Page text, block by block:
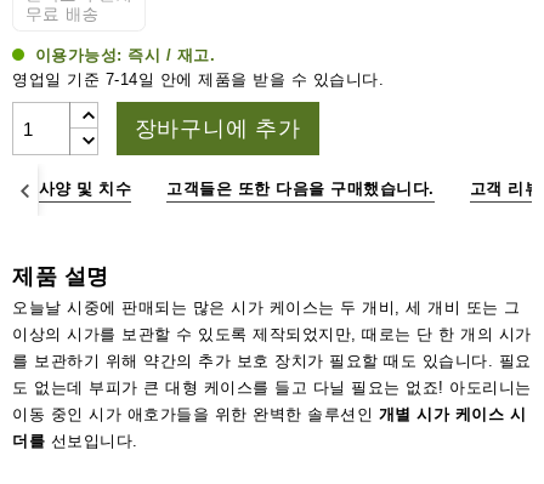
기
타
시
액
리
이용가능성: 즉시 / 재고.
영업일 기준 7-14일 안에 제품을 받을 수 있습니다.
장바구니에 추가
사양 및 치수 고객들은 또한 다음을 구매했습니다. 고객 리뷰
제품 설명
오늘날 시중에 판매되는 많은 시가 케이스는 두 개비, 세 개비 또는 그
이상의 시가를 보관할 수 있도록 제작되었지만, 때로는 단 한 개의 시가
를 보관하기 위해 약간의 추가 보호 장치가 필요할 때도 있습니다. 필요
도 없는데 부피가 큰 대형 케이스를 들고 다닐 필요는 없죠! 아도리니는
이동 중인 시가 애호가들을 위한 완벽한 솔루션인 개별 시가 케이스 시
더를 선보입니다.